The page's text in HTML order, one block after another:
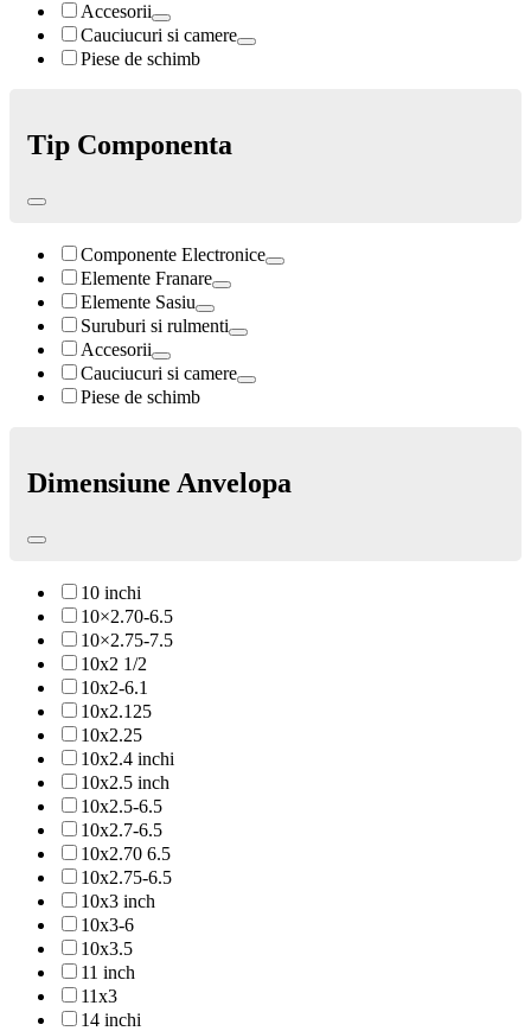
Accesorii
Cauciucuri si camere
Piese de schimb
Tip Componenta
Componente Electronice
Elemente Franare
Elemente Sasiu
Suruburi si rulmenti
Accesorii
Cauciucuri si camere
Piese de schimb
Dimensiune Anvelopa
10 inchi
10×2.70-6.5
10×2.75-7.5
10x2 1/2
10x2-6.1
10x2.125
10x2.25
10x2.4 inchi
10x2.5 inch
10x2.5-6.5
10x2.7-6.5
10x2.70 6.5
10x2.75-6.5
10x3 inch
10x3-6
10x3.5
11 inch
11x3
14 inchi